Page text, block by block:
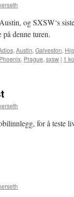
og SXSW‘s
denne turen.
, Austin, Galveston,
Phoenix, Prague, sxsw | 1
for å teste